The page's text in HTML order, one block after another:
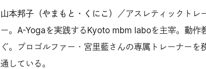
山本邦子（やまもと・くにこ）
／アスレティックトレ
ー。A-Yogaを実践するKyoto mbm laboを主宰。動作
ぐ。プロゴルファー・宮里藍さんの専属トレーナーを
通している。